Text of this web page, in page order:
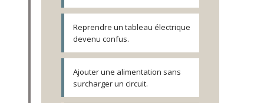
Reprendre un tableau électrique
devenu confus.
Ajouter une alimentation sans
surcharger un circuit.